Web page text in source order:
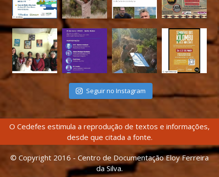
Seguir no Instagram
O Cedefes estimula a reprodução de textos e informações,
desde que citada a fonte.
© Copyright 2016 - Centro de Documentação Eloy Ferreira
da Silva.